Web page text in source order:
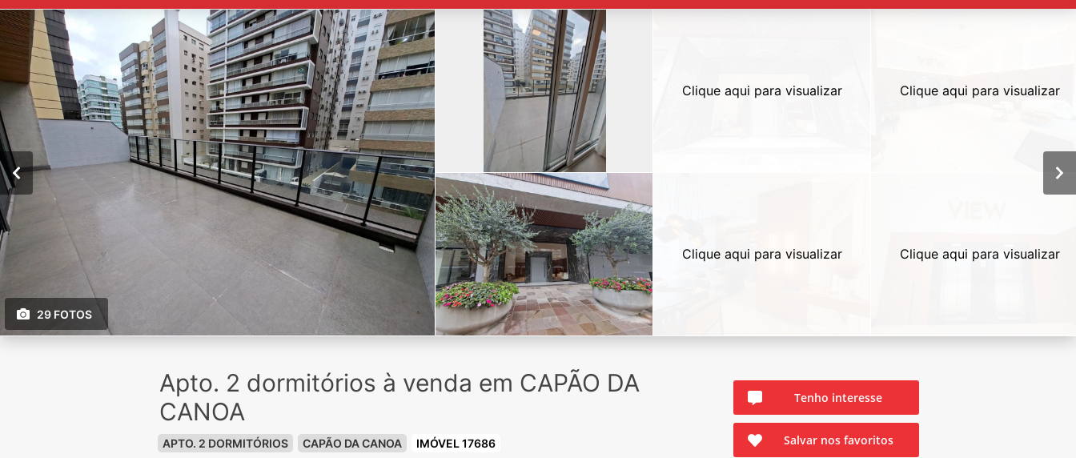
29 FOTOS
Clique aqui para visualizar
Clique aqui para visualizar
Clique aqui para visualizar
Clique aqui para visualizar
Apto. 2 dormitórios à venda em CAPÃO DA
CANOA
APTO. 2 DORMITÓRIOS CAPÃO DA CANOA IMÓVEL 17686
Tenho interesse
Salvar nos favoritos